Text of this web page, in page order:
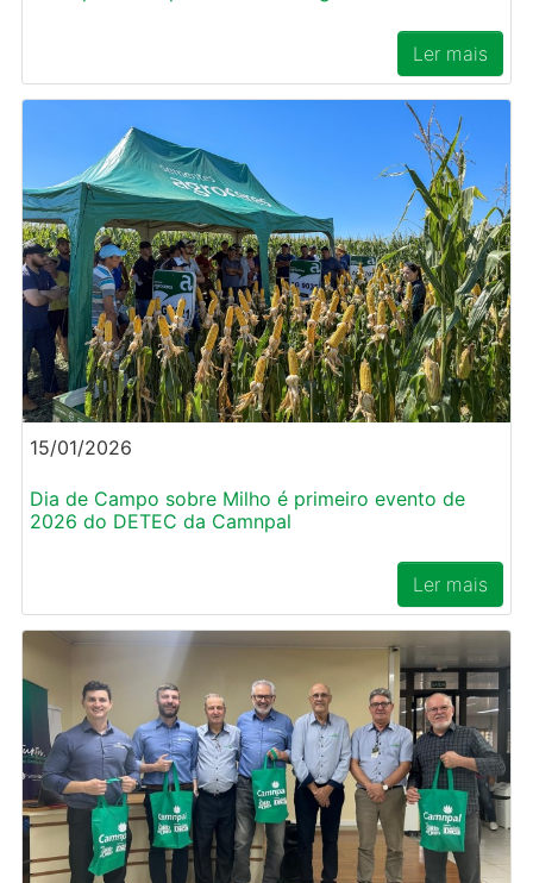
Ler mais
15/01/2026
Dia de Campo sobre Milho é primeiro evento de
2026 do DETEC da Camnpal
Ler mais